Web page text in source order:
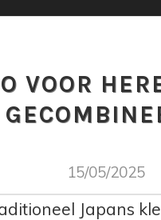
VOOR
15/05/2025
Japans